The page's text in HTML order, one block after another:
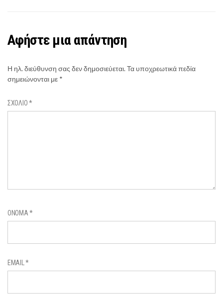
Αφήστε μια απάντηση
Η ηλ. διεύθυνση σας δεν δημοσιεύεται.Τα υποχρεωτικά πεδία
σημειώνονται με *
ΣΧΌΛΙΟ*
ΌΝΟΜΑ*
EMAIL*